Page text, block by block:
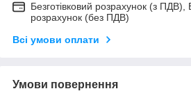
Безготівковий розрахунок (з ПДВ),
розрахунок (без ПДВ)
Всі умови оплати
Умови повернення